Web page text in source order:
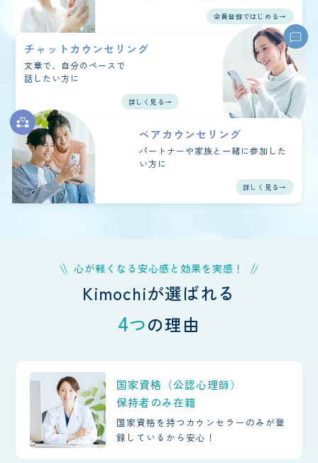
会員登録ではじめる→
チャットカウンセリング
文章で、自分のペースで
話したい方に
詳しく見る→
ペアカウンセリング
パートナーや家族と一緒に参加した
い方に
詳しく見る→
心が軽くなる安心感と効果を実感！
Kimochiが選ばれる
4つの理由
国家資格（公認心理師）
保持者のみ在籍
国家資格を持つカウンセラーのみが登
録しているから安心！